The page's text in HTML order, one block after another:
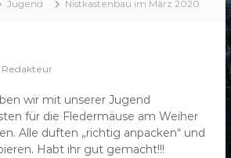
Jugend Nistkastenbau im März 2020
Redakteur
wir mit unserer Jugend
für die Fledermäuse am Weiher
Alle duften „richtig anpacken“ und
Habt ihr gut gemacht!!!